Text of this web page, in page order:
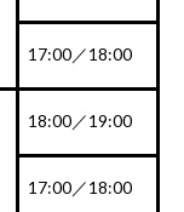
17:00／18:00
18:00／19:00
17:00／18:00